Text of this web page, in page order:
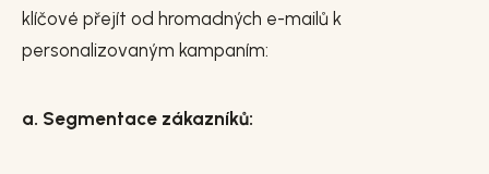
klíčové přejít od hromadných e-mailů k
personalizovaným kampaním:
a. Segmentace zákazníků: